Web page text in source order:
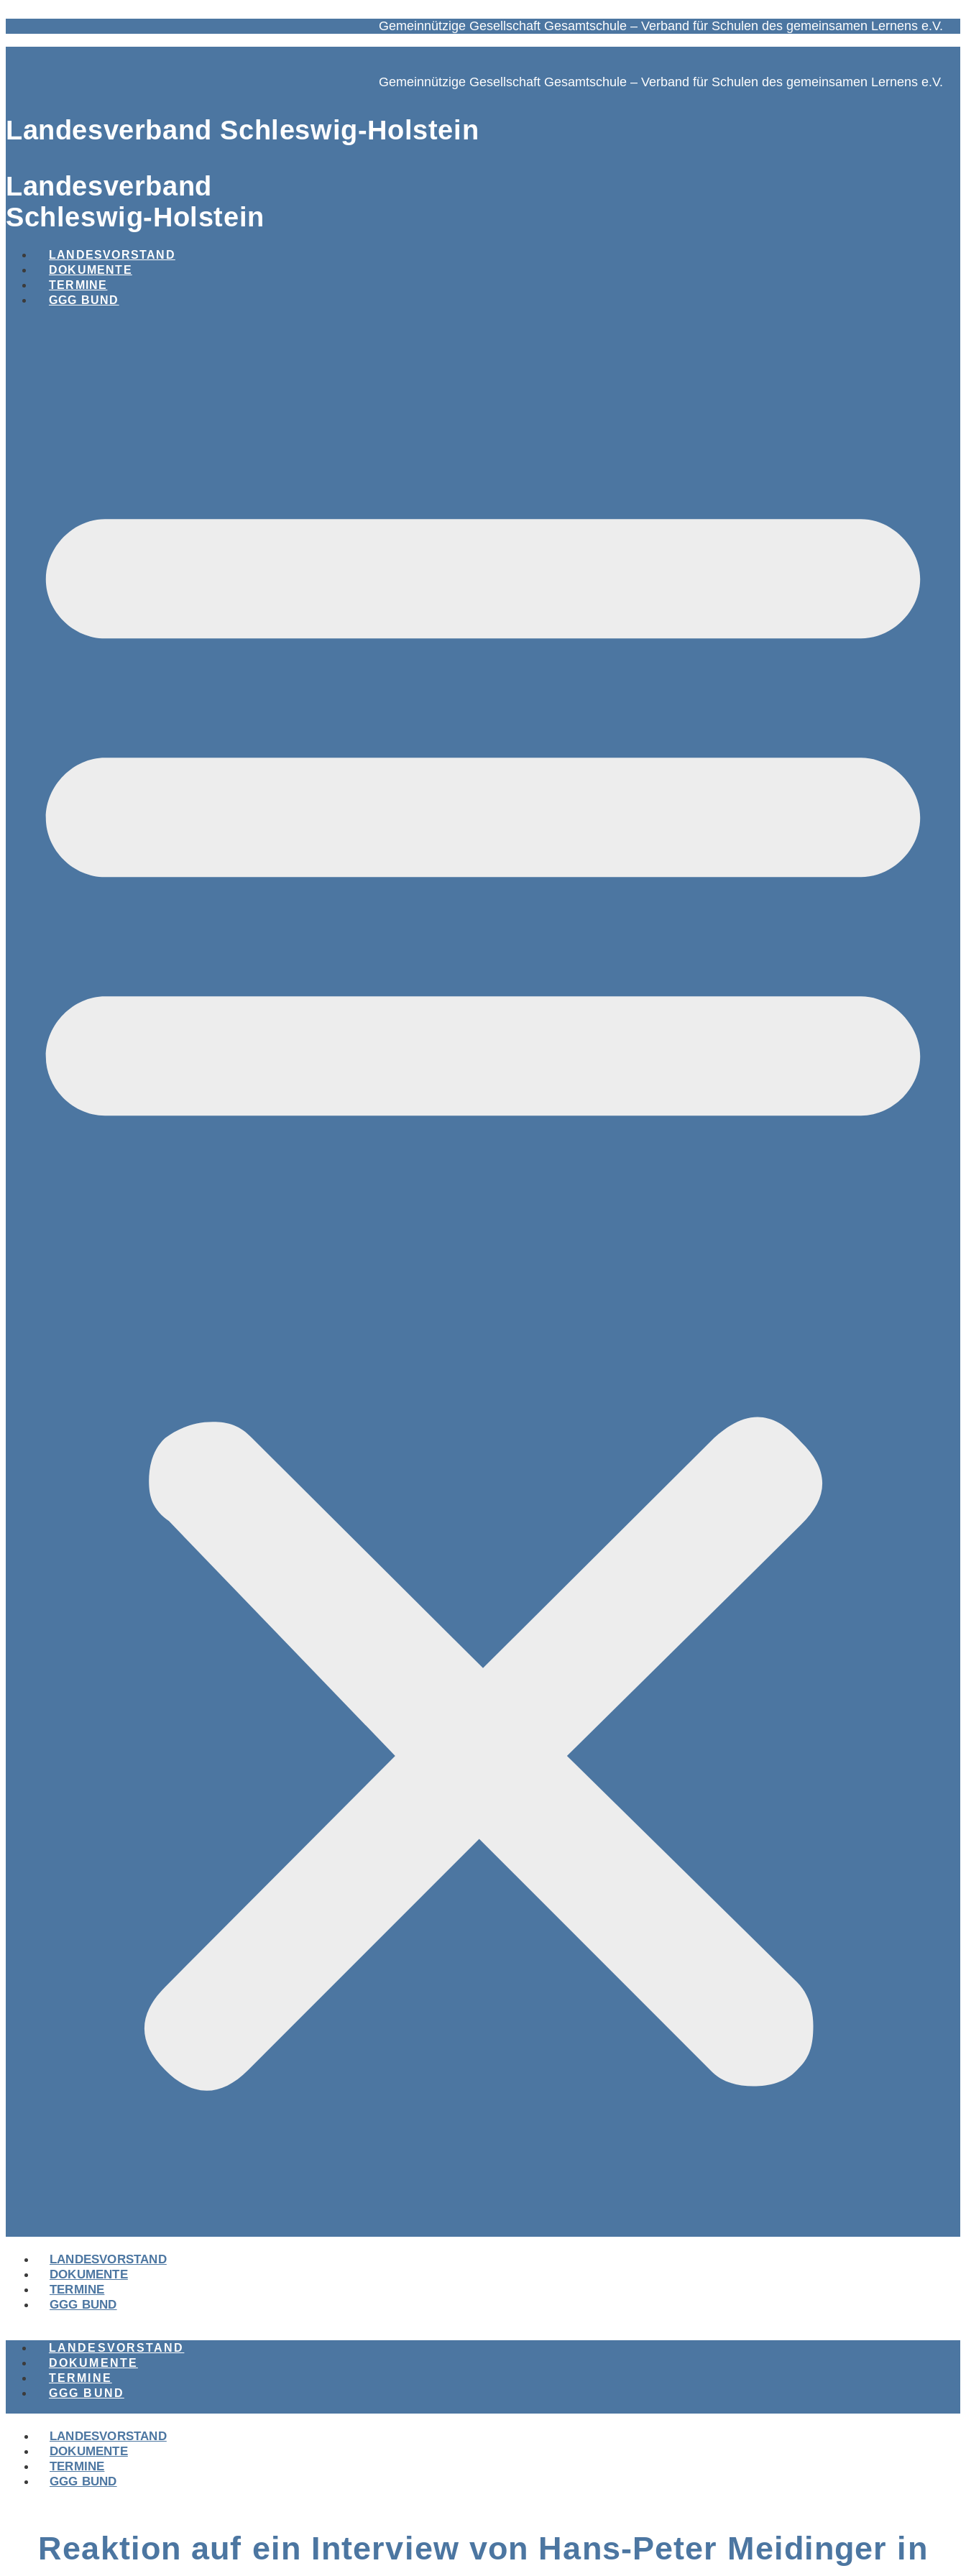
Gemeinnützige Gesellschaft Gesamtschule – Verband für Schulen des gemeinsamen Lernens e.V.
Gemeinnützige Gesellschaft Gesamtschule – Verband für Schulen des gemeinsamen Lernens e.V.
Landesverband Schleswig-Holstein
Landesverband
Schleswig-Holstein
LANDESVORSTAND
DOKUMENTE
TERMINE
GGG BUND
LANDESVORSTAND
DOKUMENTE
TERMINE
GGG BUND
LANDESVORSTAND
DOKUMENTE
TERMINE
GGG BUND
LANDESVORSTAND
DOKUMENTE
TERMINE
GGG BUND
Reaktion auf ein Interview von Hans-Peter Meidinger in